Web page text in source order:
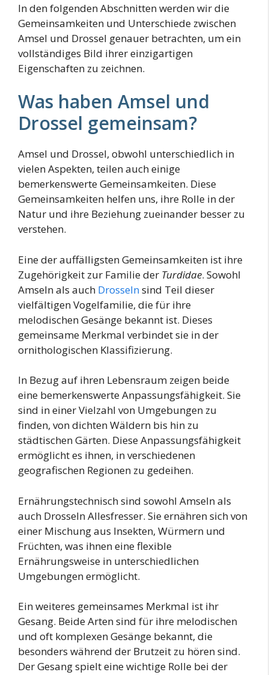
In den folgenden Abschnitten werden wir die
Gemeinsamkeiten und Unterschiede zwischen
Amsel und Drossel genauer betrachten, um ein
vollständiges Bild ihrer einzigartigen
Eigenschaften zu zeichnen.
Was haben Amsel und
Drossel gemeinsam?
Amsel und Drossel, obwohl unterschiedlich in
vielen Aspekten, teilen auch einige
bemerkenswerte Gemeinsamkeiten. Diese
Gemeinsamkeiten helfen uns, ihre Rolle in der
Natur und ihre Beziehung zueinander besser zu
verstehen.
Eine der auffälligsten Gemeinsamkeiten ist ihre
Zugehörigkeit zur Familie der Turdidae. Sowohl
Amseln als auch Drosselnsind Teil dieser
vielfältigen Vogelfamilie, die für ihre
melodischen Gesänge bekannt ist. Dieses
gemeinsame Merkmal verbindet sie in der
ornithologischen Klassifizierung.
In Bezug auf ihren Lebensraum zeigen beide
eine bemerkenswerte Anpassungsfähigkeit. Sie
sind in einer Vielzahl von Umgebungen zu
finden, von dichten Wäldern bis hin zu
städtischen Gärten. Diese Anpassungsfähigkeit
ermöglicht es ihnen, in verschiedenen
geografischen Regionen zu gedeihen.
Ernährungstechnisch sind sowohl Amseln als
auch Drosseln Allesfresser. Sie ernähren sich von
einer Mischung aus Insekten, Würmern und
Früchten, was ihnen eine flexible
Ernährungsweise in unterschiedlichen
Umgebungen ermöglicht.
Ein weiteres gemeinsames Merkmal ist ihr
Gesang. Beide Arten sind für ihre melodischen
und oft komplexen Gesänge bekannt, die
besonders während der Brutzeit zu hören sind.
Der Gesang spielt eine wichtige Rolle bei der